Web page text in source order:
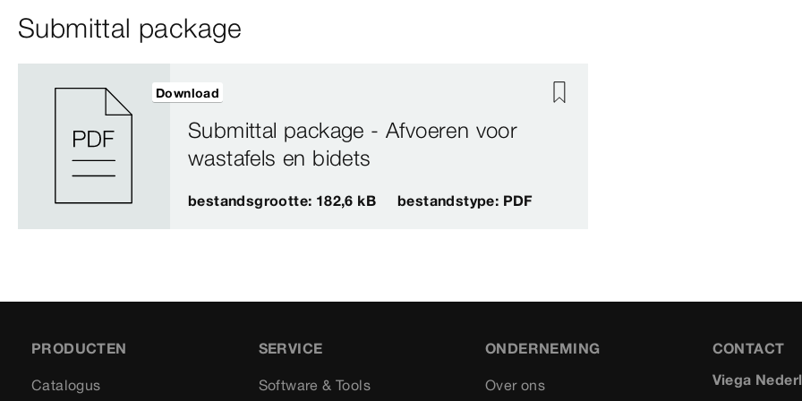
Submittal package
Submittal package - Afvoeren voor
wastafels en bidets
bestandsgrootte: 182,6 kB bestandstype: PDF
Download
PRODUCTEN
Catalogus
SERVICE
Software & Tools
ONDERNEMING
Over ons
CONTACT
Viega